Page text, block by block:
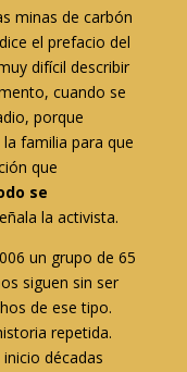
minas de carbón
el prefacio del
difícil describir
cuando se
porque
familia para que
que
se
la activista.
un grupo de 65
siguen sin ser
de ese tipo.
repetida.
décadas